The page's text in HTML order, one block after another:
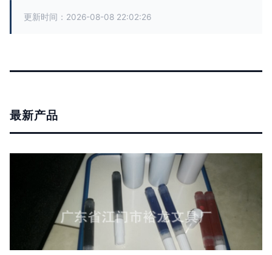
更新时间：2026-08-08 22:02:26
最新产品